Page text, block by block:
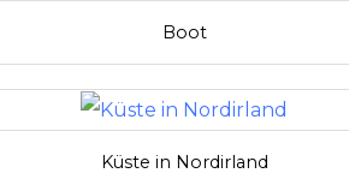
Boot
Küste in Nordirland